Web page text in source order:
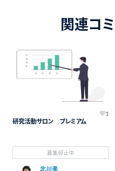
関連コ
1
研究活動サロン プレミアム
募集停止中
北川孝